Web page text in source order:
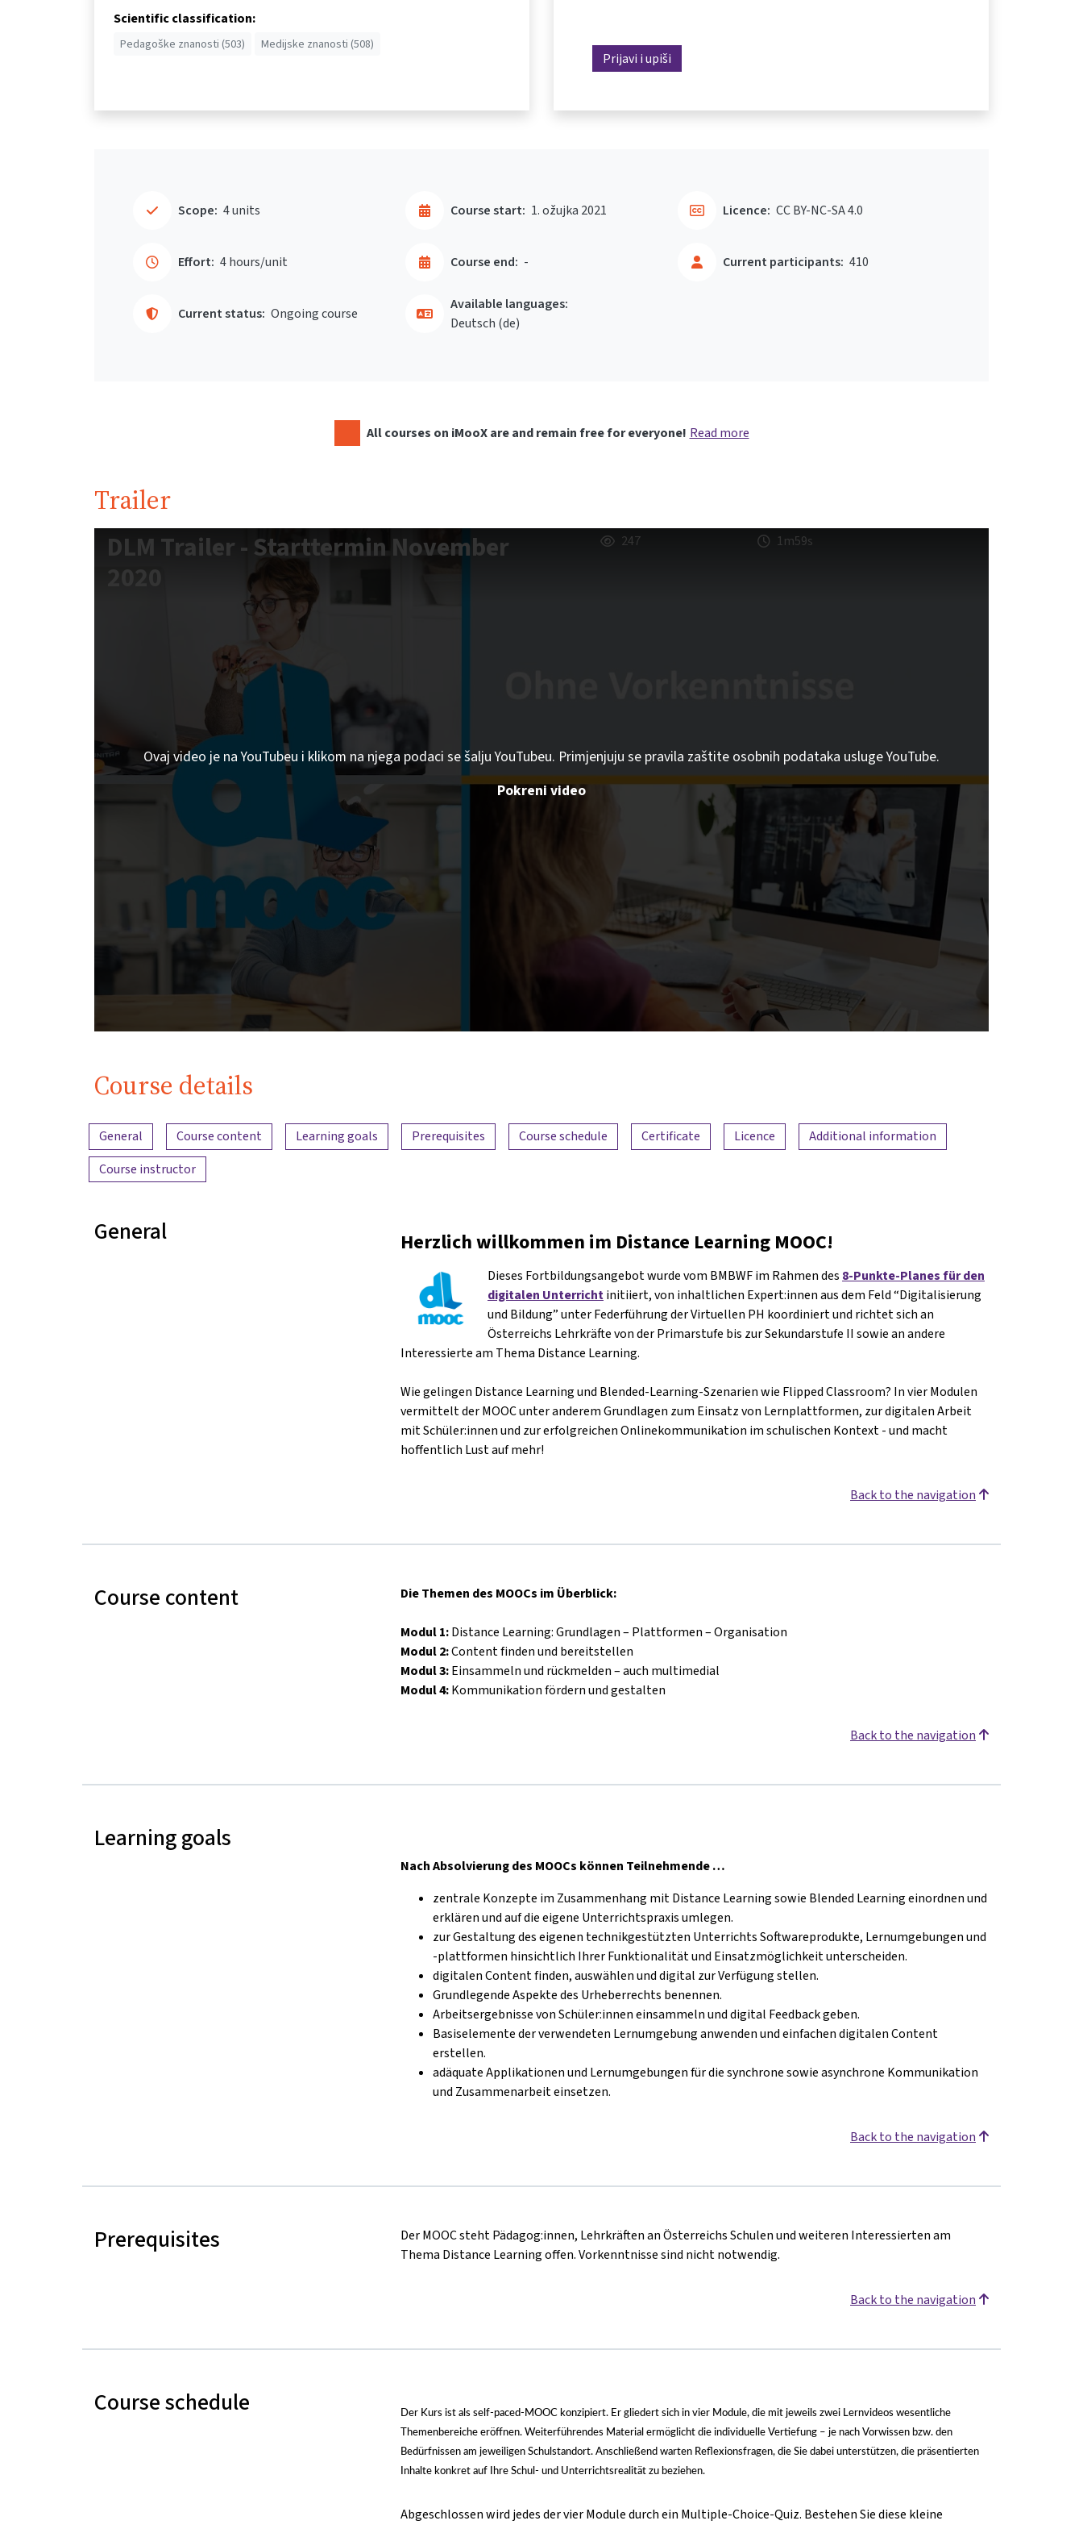
Scientific classification:
Pedagoške znanosti (503) Medijske znanosti (508)
Prijavi i upiši
Scope: 4 units
Effort: 4 hours/unit
Course start: 1. ožujka 2021
Course end: -
Current status: Ongoing course
Current participants: 410
Licence: CC BY-NC-SA 4.0
Available languages:
Deutsch ‎(de)‎
All courses on iMooX are and remain free for everyone! Read more
Trailer
DLM Trailer - Starttermin November
2020
247 1m59s
Ovaj video je na YouTubeu i klikom na njega podaci se šalju YouTubeu. Primjenjuju se pravila zaštite osobnih podataka usluge YouTube.
Pokreni video
Course details
Content overview
General Course content Learning goals Prerequisites Course schedule Certificate Licence
Additional information
Course instructor
General Herzlich willkommen im Distance Learning MOOC!
Dieses Fortbildungsangebot wurde vom BMBWF im Rahmen des 8-Punkte-Planes für den
digitalen Unterrichtinitiiert, von inhaltlichen Expert:innen aus dem Feld “Digitalisierung
und Bildung” unter Federführung der Virtuellen PH koordiniert und richtet sich an
Österreichs Lehrkräfte von der Primarstufe bis zur Sekundarstufe II sowie an andere
Interessierte am Thema Distance Learning.
Wie gelingen Distance Learning und Blended-Learning-Szenarien wie Flipped Classroom? In vier Modulen
vermittelt der MOOC unter anderem Grundlagen zum Einsatz von Lernplattformen, zur digitalen Arbeit
mit Schüler:innen und zur erfolgreichen Onlinekommunikation im schulischen Kontext - und macht
hoffentlich Lust auf mehr!
Back to the navigation
Course content Die Themen des MOOCs im Überblick:
Modul 1:Distance Learning: Grundlagen– Plattformen–Organisation
Modul 2:Content finden und bereitstellen
Modul 3:Einsammeln und rückmelden–auch multimedial
Modul 4:Kommunikation fördern und gestalten
Back to the navigation
Learning goals
Nach Absolvierung des MOOCs können Teilnehmende …
zentrale Konzepte im Zusammenhang mit Distance Learning sowie Blended Learning einordnen und
erklären und auf die eigene Unterrichtspraxis umlegen.
zur Gestaltung des eigenen technikgestützten Unterrichts Softwareprodukte, Lernumgebungen und
-plattformen hinsichtlich Ihrer Funktionalität und Einsatzmöglichkeit unterscheiden.
digitalen Content finden, auswählen und digital zur Verfügung stellen.
Grundlegende Aspekte des Urheberrechts benennen.
Arbeitsergebnisse von Schüler:innen einsammeln und digital Feedback geben.
Basiselemente der verwendeten Lernumgebung anwenden und einfachen digitalen Content
erstellen.
adäquate Applikationen und Lernumgebungen für die synchrone sowie asynchrone Kommunikation
und Zusammenarbeit einsetzen.
Back to the navigation
Prerequisites
Der MOOC steht Pädagog:innen, Lehrkräften an Österreichs Schulen und weiteren Interessierten am
Thema Distance Learning offen. Vorkenntnisse sind nicht notwendig.
Back to the navigation
Course schedule
Der Kurs ist als self-paced-MOOC konzipiert. Er gliedert sich in vier Module, die mit jeweils zwei Lernvideos wesentliche
Themenbereiche eröffnen. Weiterführendes Material ermöglicht die individuelle Vertiefung – je nach Vorwissen bzw. den
Bedürfnissen am jeweiligen Schulstandort. Anschließend warten Reflexionsfragen, die Sie dabei unterstützen, die präsentierten
Inhalte konkret auf Ihre Schul- und Unterrichtsrealität zu beziehen.
Abgeschlossen wird jedes der vier Module durch ein Multiple-Choice-Quiz. Bestehen Sie diese kleine